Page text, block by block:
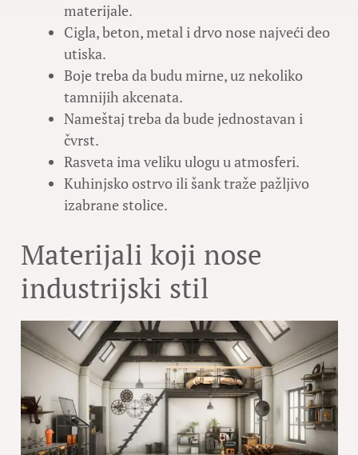
materijale.
Cigla, beton, metal i drvo nose najveći deo
utiska.
Boje treba da budu mirne, uz nekoliko
tamnijih akcenata.
Nameštaj treba da bude jednostavan i
čvrst.
Rasveta ima veliku ulogu u atmosferi.
Kuhinjsko ostrvo ili šank traže pažljivo
izabrane stolice.
Materijali koji nose
industrijski stil